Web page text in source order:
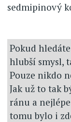
sedmipinový
Pokud
hlubší smysl,
Pouze nikdo
Jak už to tak
ránu a
tomu bylo i